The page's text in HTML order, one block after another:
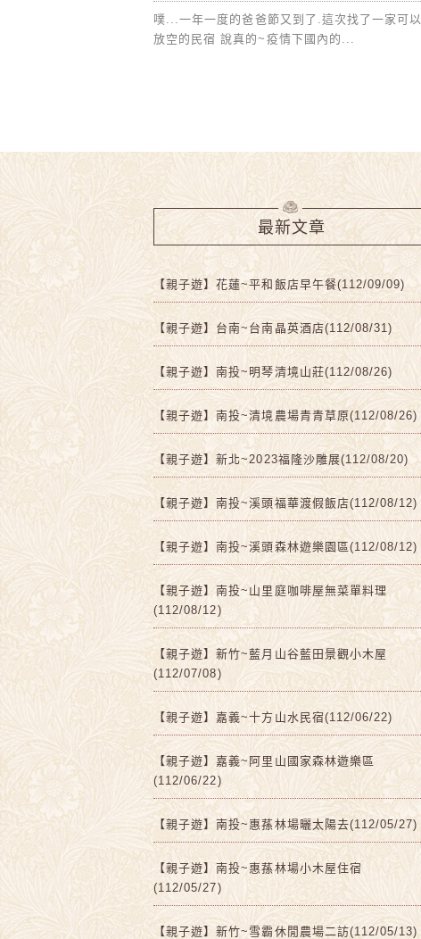
噗...一年一度的爸爸節又到了.這次找了一家可以
放空的民宿 說真的~疫情下國內的...
最新文章
【親子遊】花蓮~平和飯店早午餐(112/09/09)
【親子遊】台南~台南晶英酒店(112/08/31)
【親子遊】南投~明琴清境山莊(112/08/26)
【親子遊】南投~清境農場青青草原(112/08/26)
【親子遊】新北~2023福隆沙雕展(112/08/20)
【親子遊】南投~溪頭福華渡假飯店(112/08/12)
【親子遊】南投~溪頭森林遊樂園區(112/08/12)
【親子遊】南投~山里庭咖啡屋無菜單料理
(112/08/12)
【親子遊】新竹~藍月山谷藍田景觀小木屋
(112/07/08)
【親子遊】嘉義~十方山水民宿(112/06/22)
【親子遊】嘉義~阿里山國家森林遊樂區
(112/06/22)
【親子遊】南投~惠蓀林場曬太陽去(112/05/27)
【親子遊】南投~惠蓀林場小木屋住宿
(112/05/27)
【親子遊】新竹~雪霸休閒農場二訪(112/05/13)